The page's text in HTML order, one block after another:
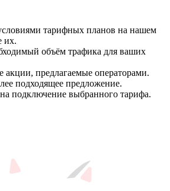
тарифных планов на нашем
их.
объём трафика для ваших
акции, предлагаемые операторами.
подходящее предложение.
на подключение выбранного тарифа.